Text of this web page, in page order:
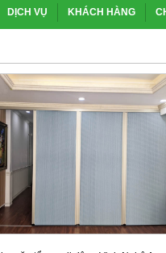
DỊCH VỤ KHÁCH HÀNG